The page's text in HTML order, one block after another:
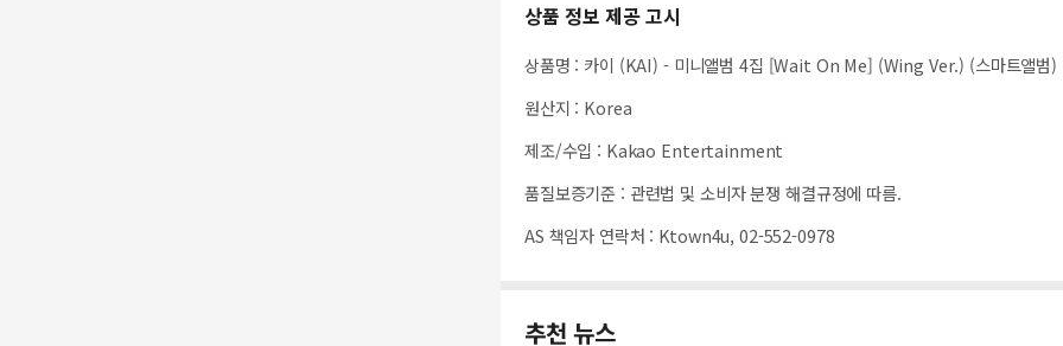
상품 정보 제공 고시
상품명 : 카이 (KAI) - 미니앨범 4집 [Wait On Me] (Wing Ver.) (스마트앨범)
원산지 : Korea
제조/수입 : Kakao Entertainment
품질보증기준 : 관련법 및 소비자 분쟁 해결규정에 따름.
AS 책임자 연락처 : Ktown4u, 02-552-0978
추천 뉴스